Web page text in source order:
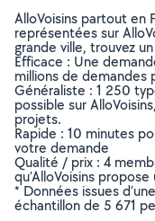
AlloVoisins partout en
représentées sur
grande ville, trouvez
Efficace : Une
millions de demandes
Généraliste : 1 250
possible sur
projets.
Rapide : 10 minutes
votre demande
Qualité / prix : 4
qu’AlloVoisins
* Données issues
échantillon de 5 671